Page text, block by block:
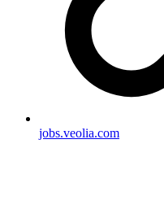
jobs.veolia.com